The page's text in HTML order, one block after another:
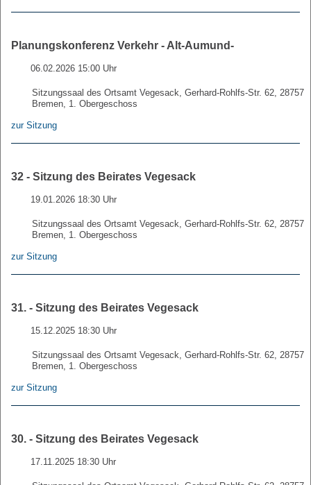
Planungskonferenz Verkehr - Alt-Aumund-
06.02.2026 15:00 Uhr
Sitzungssaal des Ortsamt Vegesack, Gerhard-Rohlfs-Str. 62, 28757
Bremen, 1. Obergeschoss
zur Sitzung
32 - Sitzung des Beirates Vegesack
19.01.2026 18:30 Uhr
Sitzungssaal des Ortsamt Vegesack, Gerhard-Rohlfs-Str. 62, 28757
Bremen, 1. Obergeschoss
zur Sitzung
31. - Sitzung des Beirates Vegesack
15.12.2025 18:30 Uhr
Sitzungssaal des Ortsamt Vegesack, Gerhard-Rohlfs-Str. 62, 28757
Bremen, 1. Obergeschoss
zur Sitzung
30. - Sitzung des Beirates Vegesack
17.11.2025 18:30 Uhr